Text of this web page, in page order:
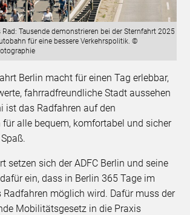
Rad: Tausende demonstrieren bei der Sternfahrt 2025
für eine bessere Verkehrspolitik. ©
Berlin macht für einen Tag erlebbar,
fahrradfreundliche Stadt aussehen
ist das Radfahren auf den
für alle bequem, komfortabel und sicher
setzen sich der ADFC Berlin und seine
ein, dass in Berlin 365 Tage im
möglich wird. Dafür muss der
Mobilitätsgesetz in die Praxis